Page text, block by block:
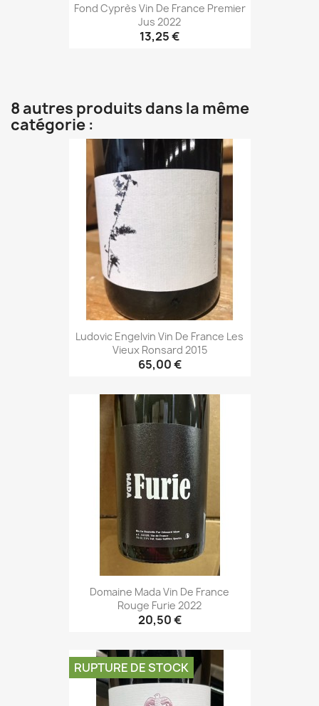
Fond Cyprès Vin De France Premier
Jus 2022
13,25 €
8 autres produits dans la même
catégorie :
Ludovic Engelvin Vin De France Les
Vieux Ronsard 2015
65,00 €
Domaine Mada Vin De France
Rouge Furie 2022
20,50 €
RUPTURE DE STOCK